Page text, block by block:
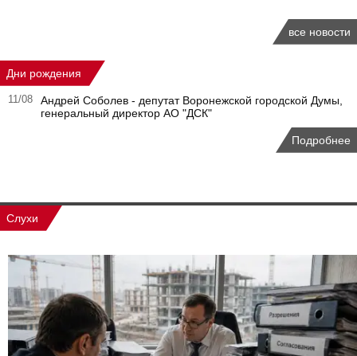
все новости
Дни рождения
11/08
Андрей Соболев - депутат Воронежской городской Думы,
генеральный директор АО "ДСК"
Подробнее
Слухи